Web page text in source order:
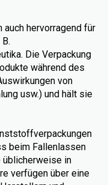
hervorragend für
Die Verpackung
während des
von
usw.) und hält sie
beim Fallenlassen
üblicherweise in
verfügen über eine